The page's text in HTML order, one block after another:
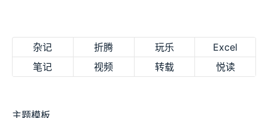
杂记 折腾 玩乐
Excel
笔记
视频 转载 悦读
主题模板